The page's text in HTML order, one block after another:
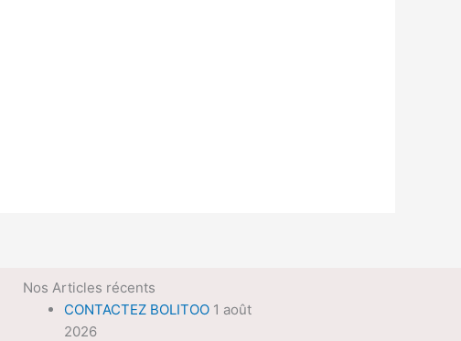
Nos Articles récents
CONTACTEZ BOLITOO 1 août
2026